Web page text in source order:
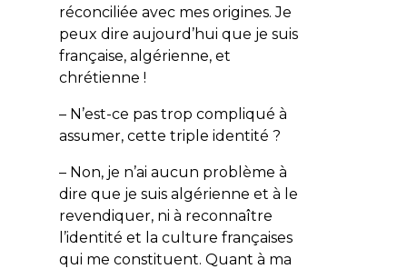
réconciliée avec mes origines. Je
peux dire aujourd’hui que je suis
française, algérienne, et
chrétienne !
– N’est-ce pas trop compliqué à
assumer, cette triple identité ?
– Non, je n’ai aucun problème à
dire que je suis algérienne et à le
revendiquer, ni à reconnaître
l’identité et la culture françaises
qui me constituent. Quant à ma